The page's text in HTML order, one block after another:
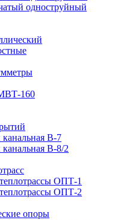
одноструйный
160
В-7
В-8/2
ОПТ-1
ОПТ-2
опоры